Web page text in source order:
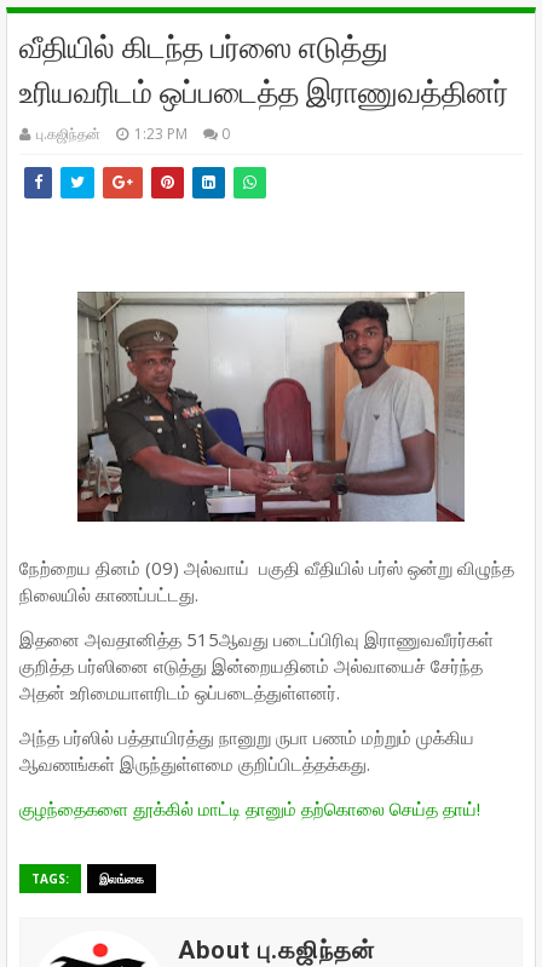
வீதியில் கிடந்த பர்ஸை எடுத்து
உரியவரிடம் ஒப்படைத்த இராணுவத்தினர்
பு.கஜிந்தன் 1:23 PM 0
நேற்றைய தினம் (09) அல்வாய் பகுதி வீதியில் பர்ஸ் ஒன்று விழுந்த
நிலையில் காணப்பட்டது.
இதனை அவதானித்த 515ஆவது படைப்பிரிவு இராணுவவீரர்கள்
குறித்த பர்ஸினை எடுத்து இன்றையதினம் அல்வாயைச் சேர்ந்த
அதன் உரிமையாளரிடம் ஒப்படைத்துள்ளனர்.
அந்த பர்ஸில் பத்தாயிரத்து நானுறு ருபா பணம் மற்றும் முக்கிய
ஆவணங்கள் இருந்துள்ளமை குறிப்பிடத்தக்கது.
குழந்தைகளை தூக்கில் மாட்டி தானும் தற்கொலை செய்த தாய்!
TAGS: இலங்கை
About பு.கஜிந்தன்